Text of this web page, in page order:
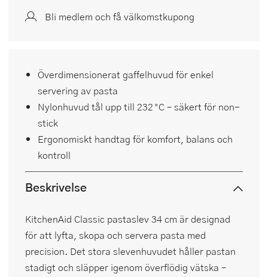
Bli medlem och få välkomstkupong
Överdimensionerat gaffelhuvud för enkel
servering av pasta
Nylonhuvud tål upp till 232 °C – säkert för non-
stick
Ergonomiskt handtag för komfort, balans och
kontroll
Beskrivelse
KitchenAid Classic pastaslev 34 cm är designad
för att lyfta, skopa och servera pasta med
precision. Det stora slevenhuvudet håller pastan
stadigt och släpper igenom överflödig vätska –